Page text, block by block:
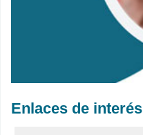
Enlaces de interés